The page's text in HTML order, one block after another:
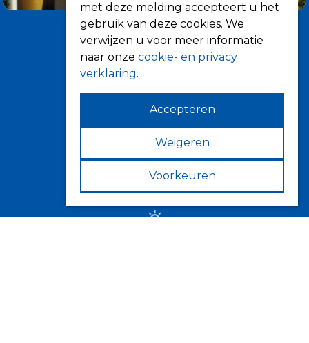
Informatie
Over ons
Tips
Verkooppunten
met deze melding accepteert u het
gebruik van deze cookies. We
verwijzen u voor meer informatie
naar onze cookie- en privacy
verklaring.
Accepteren
Weigeren
Voorkeuren